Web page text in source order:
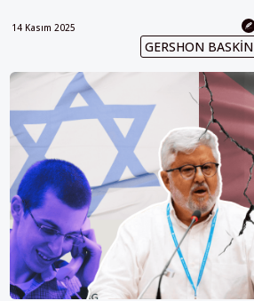
14 Kasım 2025
GERSHON BASKIN